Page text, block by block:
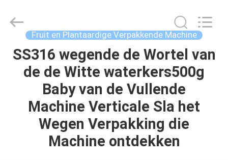
THUIS
PRODUCTEN
Reserved.
Fruit en Plantaardige Verpakkende Machine
SS316 wegende de Wortel van
de de Witte waterkers500g
Baby van de Vullende
Machine Verticale Sla het
Wegen Verpakking die
Machine ontdekken